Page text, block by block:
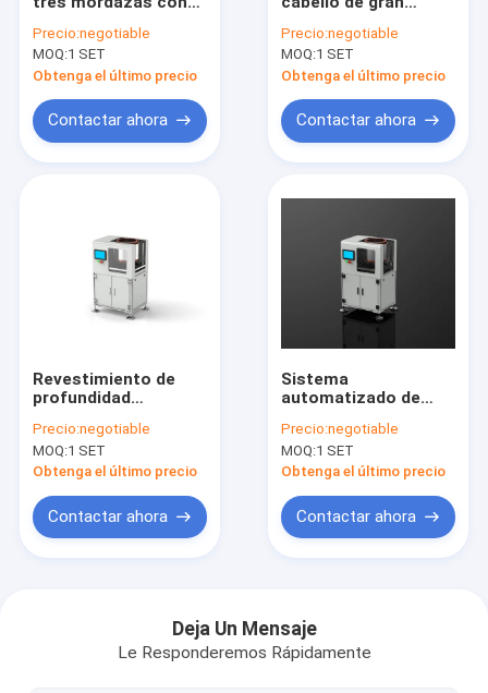
ángulo de velocidad
ajustable, PDIV
4000V Plus
Precio:negotiable
MOQ:1 SET
Obtenga el último precio
Contactar ahora
goteador de 30 a 370
mm pila de 135 a 440
mm OD reciclaje de
humos
Precio:negotiable
MOQ:1 SET
Obtenga el último precio
Contactar ahora
Revestimiento de
profundidad
estatores de
alambre plano 135-
440 mm de diámetro
Precio:negotiable
MOQ:1 SET
Obtenga el último precio
Contactar ahora
Sistema
automatizado de
estatores de
alambre plano con
espesor uniforme
Precio:negotiable
MOQ:1 SET
Obtenga el último precio
Contactar ahora
Deja Un Mensaje
Le Responderemos Rápidamente